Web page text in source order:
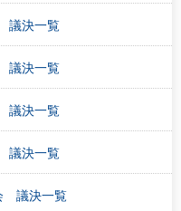
議決一覧
議決一覧
議決一覧
議決一覧
議決一覧